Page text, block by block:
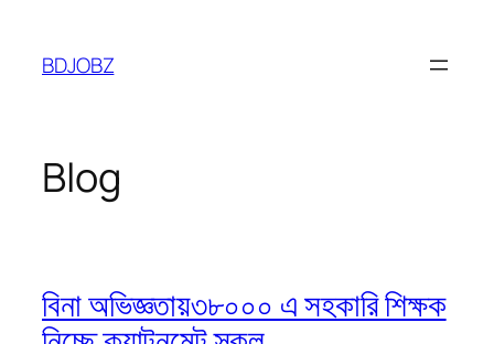
content
BDJOBZ
Blog
বিনা অভিজ্ঞতায়৩৮০০০ এ সহকারি শিক্ষক